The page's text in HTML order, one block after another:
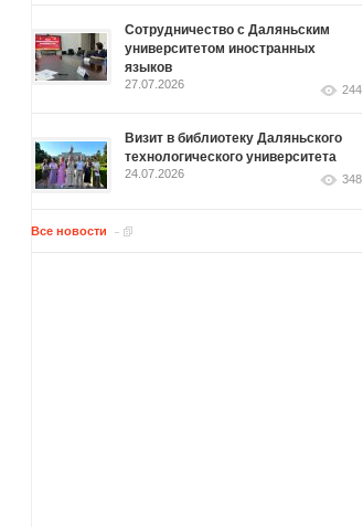
Сотрудничество с Даляньским
университетом иностранных
языков
27.07.2026 244
Визит в библиотеку Даляньского
технологического университета
24.07.2026 348
Все новости